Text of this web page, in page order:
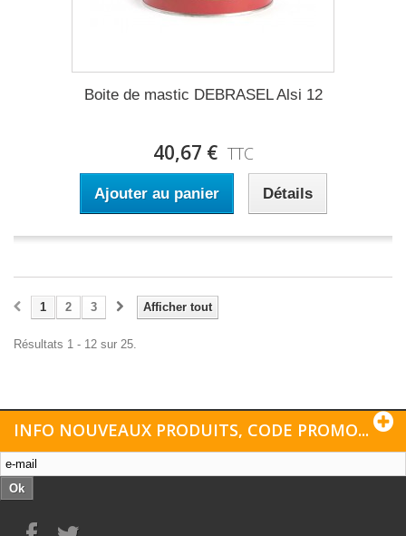
Boite de mastic DEBRASEL Alsi 12
40,67 € TTC
Ajouter au panier Détails
Afficher tout
1 2 3
Résultats 1 - 12 sur 25.
INFO NOUVEAUX PRODUITS, CODE PROMO...
Ok